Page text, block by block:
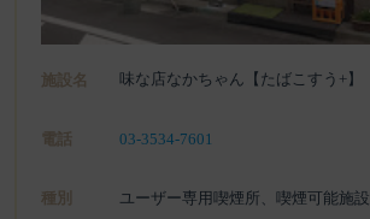
施設名 味な店なかちゃん【たばこすう+】
電話 03-3534-7601
種別 ユーザー専用喫煙所、喫煙可能施設